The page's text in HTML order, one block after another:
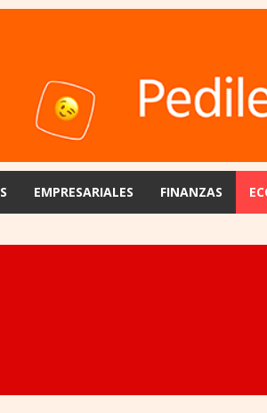
EMPRESARIALES FINANZAS